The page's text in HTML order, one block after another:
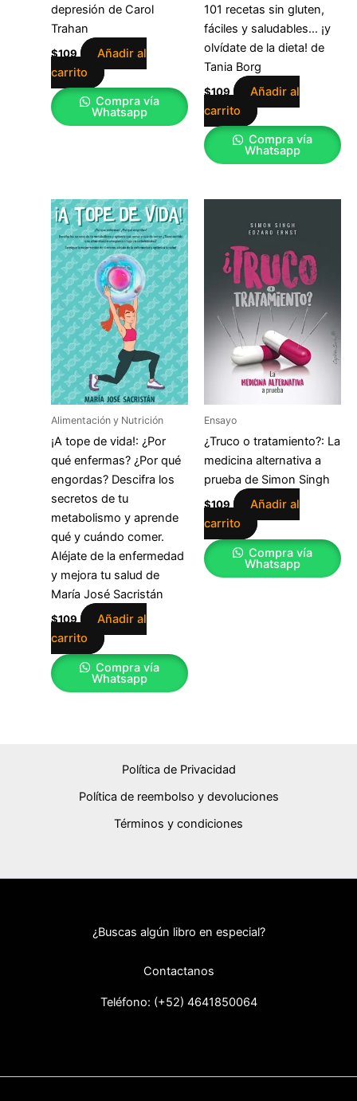
depresión de Carol
Trahan
$109
Añadir al
carrito
Compra vía
Whatsapp
101 recetas sin gluten,
fáciles y saludables… ¡y
olvídate de la dieta! de
Tania Borg
$109
Añadir al
carrito
Compra vía
Whatsapp
Alimentación y Nutrición
¡A tope de vida!: ¿Por
qué enfermas? ¿Por qué
engordas? Descifra los
secretos de tu
metabolismo y aprende
qué y cuándo comer.
Aléjate de la enfermedad
y mejora tu salud de
María José Sacristán
$109
Añadir al
carrito
Compra vía
Whatsapp
Ensayo
¿Truco o tratamiento?: La
medicina alternativa a
prueba de Simon Singh
$109
Añadir al
carrito
Compra vía
Whatsapp
Política de Privacidad
Política de reembolso y devoluciones
Términos y condiciones
¿Buscas algún libro en especial?
Contactanos
Teléfono: (+52) 4641850064